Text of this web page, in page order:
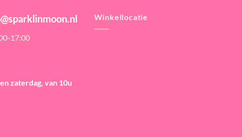
17:00
zaterdag, van 10u
Winkellocatie